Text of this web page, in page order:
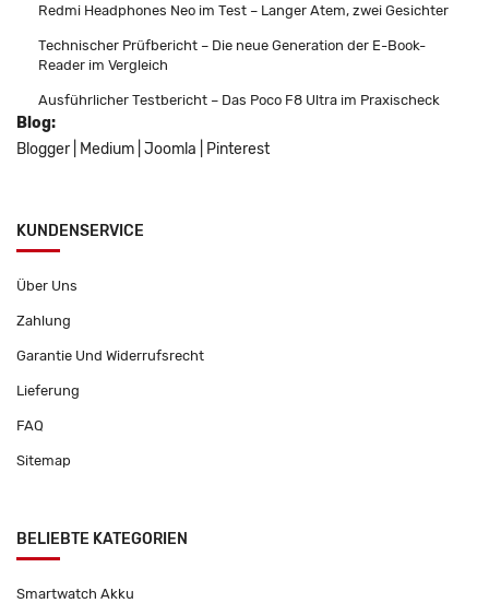
Redmi Headphones Neo im Test – Langer Atem, zwei Gesichter
Technischer Prüfbericht – Die neue Generation der E-Book-
Reader im Vergleich
Ausführlicher Testbericht – Das Poco F8 Ultra im Praxischeck
Blog:
Blogger
Medium Joomla Pinterest
KUNDENSERVICE
Über Uns
Zahlung
Garantie Und Widerrufsrecht
Lieferung
FAQ
Sitemap
BELIEBTE KATEGORIEN
Smartwatch Akku